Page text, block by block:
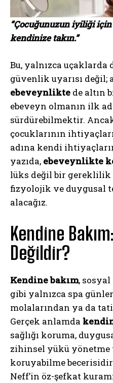
“Çocuğunuzun iyiliği
kendinize takın.”
Bu, yalnızca uçaklarda
güvenlik uyarısı değil;
ebeveynlikte de altın
ebeveyn olmanın ilk
sürdürebilmektir.
çocuklarının
adına kendi
yazıda, ebeveynlikte
lüks değil bir gereklilik
fizyolojik ve duygusal
alacağız.
Kendine
Değildir?
Kendine bakım,
gibi yalnızca spa
molalarından ya da
Gerçek anlamda
sağlığı koruma,
zihinsel yükü yönetme
koruyabilme
Neff’in öz-şefkat